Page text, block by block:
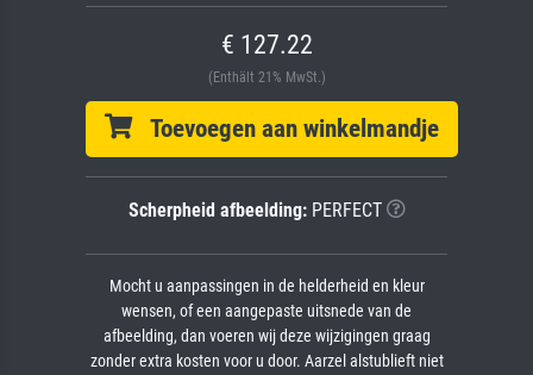
€ 127.22
(Enthält 21% MwSt.)
Toevoegen aan winkelmandje
Scherpheid afbeelding:PERFECT
Mocht u aanpassingen in de helderheid en kleur
wensen, of een aangepaste uitsnede van de
afbeelding, dan voeren wij deze wijzigingen graag
zonder extra kosten voor u door. Aarzel alstublieft niet